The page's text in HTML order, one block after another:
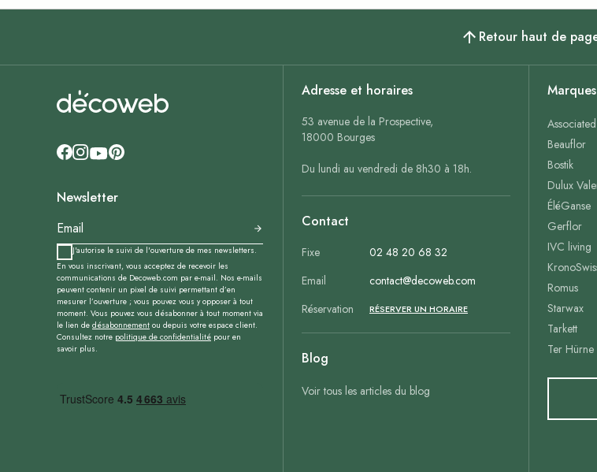
Retour haut de
Newsletter
J'autorise le suivi de l'ouverture de mes newsletters.
En vous inscrivant, vous acceptez de recevoir les
communications de Decoweb.com par e-mail. Nos e-mails
peuvent contenir un pixel de suivi permettant d’en
mesurer l’ouverture ; vous pouvez vous y opposer à tout
moment. Vous pouvez vous désabonner à tout moment via
le lien de désabonnement ou depuis votre espace client.
Consultez notre politique de confidentialité pour en
savoir plus.
Adresse et horaires
53 avenue de la Prospective,
18000 Bourges
Du lundi au vendredi de 8h30 à 18h.
Contact
Fixe
02 48 20 68 32
Email
contact@decoweb.com
Réservation
RÉSERVER UN HORAIRE
Blog
Voir tous les articles du blog
Marques
Beauflor
Bostik
Dulux
ÉléGanse
Gerflor
IVC living
Romus
Starwax
Tarkett
Ter Hürne